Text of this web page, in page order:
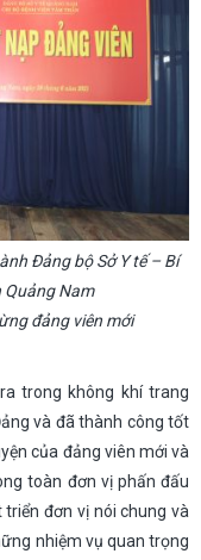
Đảng bộ Sở Y tế – Bí
Quảng Nam
đảng viên mới
trong không khí trang
và đã thành công tốt
của đảng viên mới và
toàn đơn vị phấn đấu
đơn vị nói chung và
nhiệm vụ quan trọng